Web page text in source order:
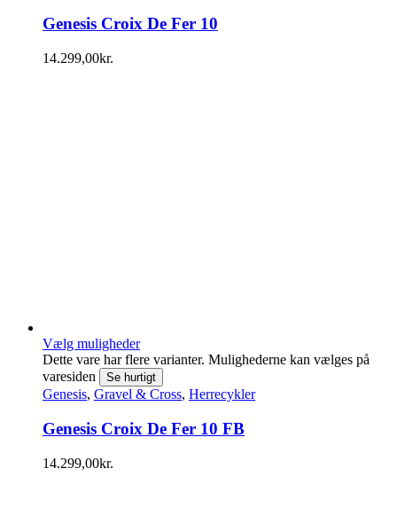
Genesis Croix De Fer 10
14.299,00kr.
Vælg muligheder
Dette vare har flere varianter. Mulighederne kan vælges på
varesiden
Se hurtigt
Genesis, Gravel & Cross, Herrecykler
Genesis Croix De Fer 10 FB
14.299,00kr.